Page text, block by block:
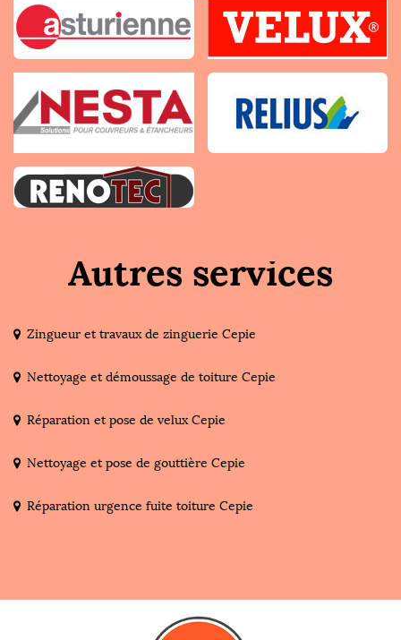
Autres services
Zingueur et travaux de zinguerie Cepie
Nettoyage et démoussage de toiture Cepie
Réparation et pose de velux Cepie
Nettoyage et pose de gouttière Cepie
Réparation urgence fuite toiture Cepie